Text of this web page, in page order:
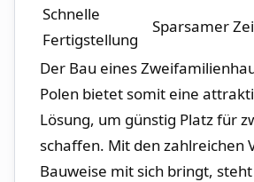
Schnelle
Fertigstellung
Sparsamer‌
Der Bau eines
Polen bietet somit‍ eine
Lösung,⁣ um günstig Platz für
‌schaffen. Mit den zahlreichen
Bauweise mit sich ‌bringt,